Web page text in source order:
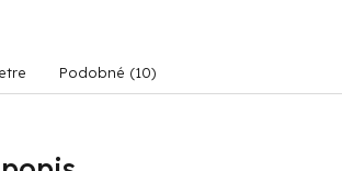
Podobné (10)